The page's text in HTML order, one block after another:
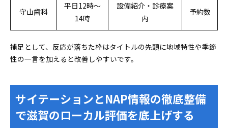
守山歯科
平日12時〜
14時
設備紹介・診療案
内
予約数
補足として、反応が落ちた枠はタイトルの先頭に地域特性や季節
性の一言を加えると改善しやすいです。
サイテーションとNAP情報の徹底整備
で滋賀のローカル評価を底上げする